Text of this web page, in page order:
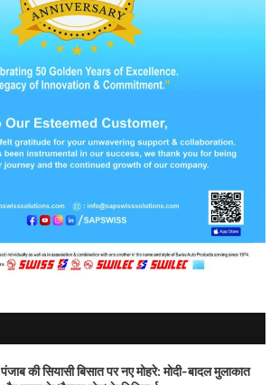
पंजाब की सियासी बिसात पर नए मोहरे: मोदी-बादल मुलाकात